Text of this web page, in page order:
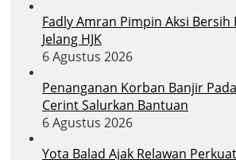
Fadly Amran Pimpin Aksi Bersih
Jelang HJK
6 Agustus 2026
Penanganan Korban Banjir
Cerint Salurkan Bantuan
6 Agustus 2026
Yota Balad Ajak Relawan